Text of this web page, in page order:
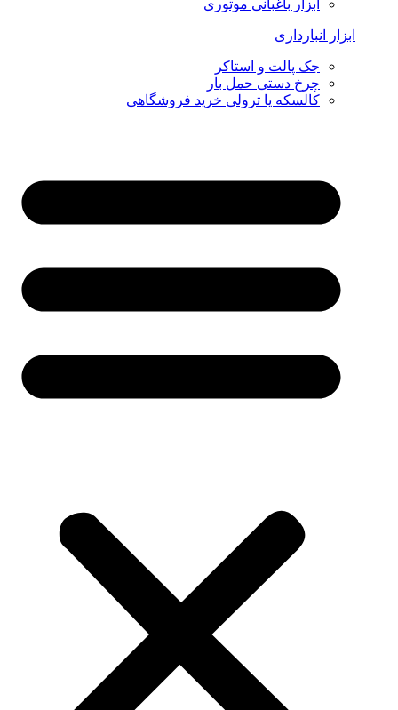
ابزار باغبانی موتوری
ابزار انبارداری
جک پالت و استاکر
چرخ دستی حمل بار
کالسکه یا ترولی خرید فروشگاهی